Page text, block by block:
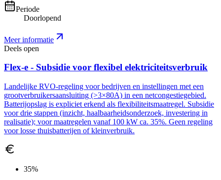
Periode
Doorlopend
Meer informatie
Deels open
Flex-e - Subsidie voor flexibel elektriciteitsverbruik
Landelijke RVO-regeling voor bedrijven en instellingen met een
grootverbruikersaansluiting (>3×80A) in een netcongestiegebied.
Batterijopslag is expliciet erkend als flexibiliteitsmaatregel. Subsidie
voor drie stappen (inzicht, haalbaarheidsonderzoek, investering in
realisatie); voor maatregelen vanaf 100 kW ca. 35%. Geen regeling
voor losse thuisbatterijen of kleinverbruik.
35%